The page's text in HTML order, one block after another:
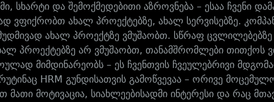
სხარტი და შემოქმედებითი აზროვნება – ესაა ჩვენი
ვფიქრობთ ახალ პროექტებზე, ახალ სერვისებზე.
ახალ პროექტზე ვმუშაობთ. სწრაფ
პროექტებზე არ ვმუშაობთ, თანამშრომლები თითქოს
მიმდინარეობს – ეს ჩვენთვის ჩვეულებრივი
HRM გუნდისათვის გამოწვევაა – ორივე
მოტივაცია, სიახლეებისადმი ინტერესი და რაც